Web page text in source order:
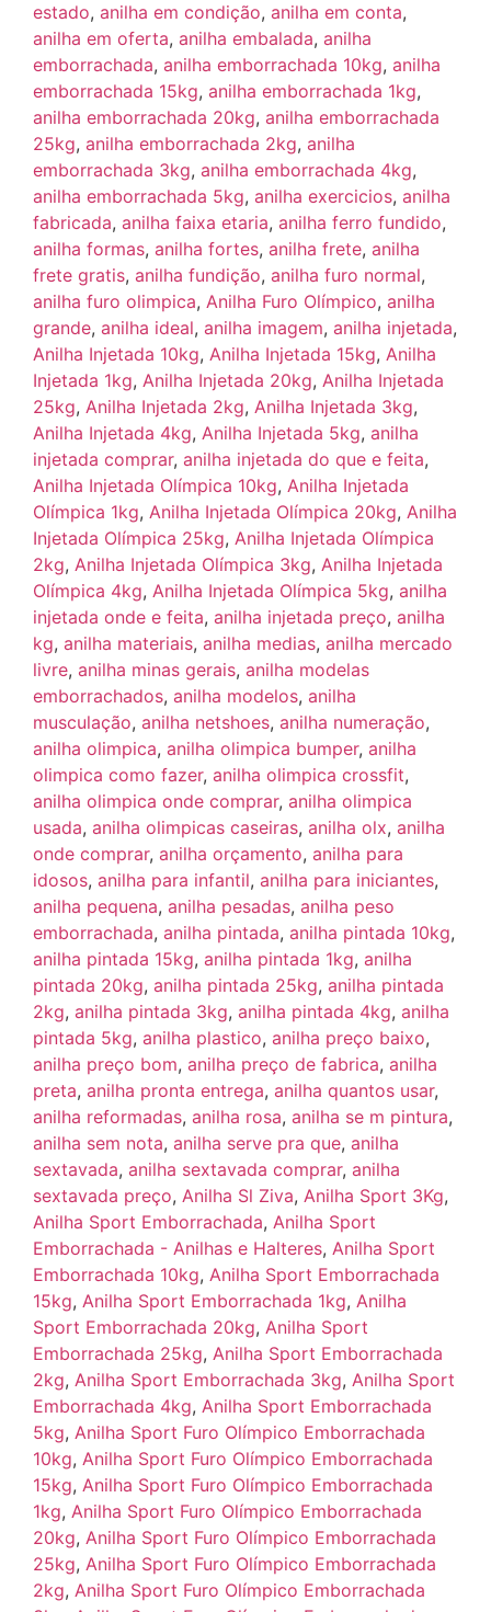
estado, anilha em condição, anilha em conta,
anilha em oferta, anilha embalada, anilha
emborrachada, anilha emborrachada 10kg, anilha
emborrachada 15kg, anilha emborrachada 1kg,
anilha emborrachada 20kg, anilha emborrachada
25kg, anilha emborrachada 2kg, anilha
emborrachada 3kg, anilha emborrachada 4kg,
anilha emborrachada 5kg, anilha exercicios, anilha
fabricada, anilha faixa etaria, anilha ferro fundido,
anilha formas, anilha fortes, anilha frete, anilha
frete gratis, anilha fundição, anilha furo normal,
anilha furo olimpica, Anilha Furo Olímpico, anilha
grande, anilha ideal, anilha imagem, anilha injetada,
Anilha Injetada 10kg, Anilha Injetada 15kg, Anilha
Injetada 1kg, Anilha Injetada 20kg, Anilha Injetada
25kg, Anilha Injetada 2kg, Anilha Injetada 3kg,
Anilha Injetada 4kg, Anilha Injetada 5kg, anilha
injetada comprar, anilha injetada do que e feita,
Anilha Injetada Olímpica 10kg, Anilha Injetada
Olímpica 1kg, Anilha Injetada Olímpica 20kg, Anilha
Injetada Olímpica 25kg, Anilha Injetada Olímpica
2kg, Anilha Injetada Olímpica 3kg, Anilha Injetada
Olímpica 4kg, Anilha Injetada Olímpica 5kg, anilha
injetada onde e feita, anilha injetada preço, anilha
kg, anilha materiais, anilha medias, anilha mercado
livre, anilha minas gerais, anilha modelas
emborrachados, anilha modelos, anilha
musculação, anilha netshoes, anilha numeração,
anilha olimpica, anilha olimpica bumper, anilha
olimpica como fazer, anilha olimpica crossfit,
anilha olimpica onde comprar, anilha olimpica
usada, anilha olimpicas caseiras, anilha olx, anilha
onde comprar, anilha orçamento, anilha para
idosos, anilha para infantil, anilha para iniciantes,
anilha pequena, anilha pesadas, anilha peso
emborrachada, anilha pintada, anilha pintada 10kg,
anilha pintada 15kg, anilha pintada 1kg, anilha
pintada 20kg, anilha pintada 25kg, anilha pintada
2kg, anilha pintada 3kg, anilha pintada 4kg, anilha
pintada 5kg, anilha plastico, anilha preço baixo,
anilha preço bom, anilha preço de fabrica, anilha
preta, anilha pronta entrega, anilha quantos usar,
anilha reformadas, anilha rosa, anilha se m pintura,
anilha sem nota, anilha serve pra que, anilha
sextavada, anilha sextavada comprar, anilha
sextavada preço, Anilha Sl Ziva, Anilha Sport 3Kg,
Anilha Sport Emborrachada, Anilha Sport
Emborrachada - Anilhas e Halteres, Anilha Sport
Emborrachada 10kg, Anilha Sport Emborrachada
15kg, Anilha Sport Emborrachada 1kg, Anilha
Sport Emborrachada 20kg, Anilha Sport
Emborrachada 25kg, Anilha Sport Emborrachada
2kg, Anilha Sport Emborrachada 3kg, Anilha Sport
Emborrachada 4kg, Anilha Sport Emborrachada
5kg, Anilha Sport Furo Olímpico Emborrachada
10kg, Anilha Sport Furo Olímpico Emborrachada
15kg, Anilha Sport Furo Olímpico Emborrachada
1kg, Anilha Sport Furo Olímpico Emborrachada
20kg, Anilha Sport Furo Olímpico Emborrachada
25kg, Anilha Sport Furo Olímpico Emborrachada
2kg, Anilha Sport Furo Olímpico Emborrachada